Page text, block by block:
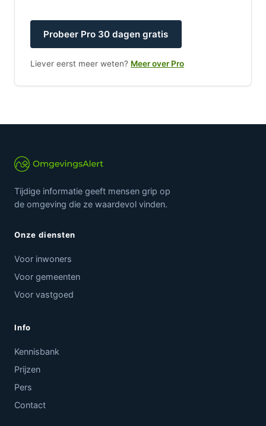
Probeer Pro 30 dagen gratis
Liever eerst meer weten? Meer over Pro
Tijdige informatie geeft mensen grip op
de omgeving die ze waardevol vinden.
Onze diensten
Voor inwoners
Voor gemeenten
Voor vastgoed
Info
Kennisbank
Prijzen
Pers
Contact